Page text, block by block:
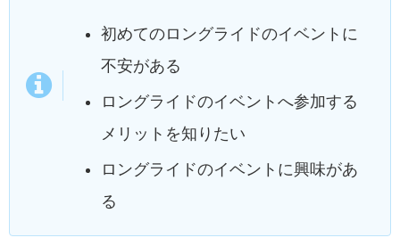
初めてのロングライドのイベントに
不安がある
ロングライドのイベントへ参加する
メリットを知りたい
ロングライドのイベントに興味があ
る